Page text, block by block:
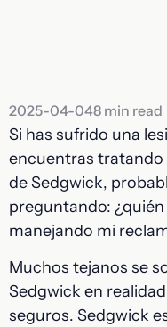
2025-04-048 min read
Si has sufrido una
encuentras tratando
de Sedgwick,
preguntando:
manejando mi
Muchos tejanos se
Sedgwick en
seguros. Sedgwick